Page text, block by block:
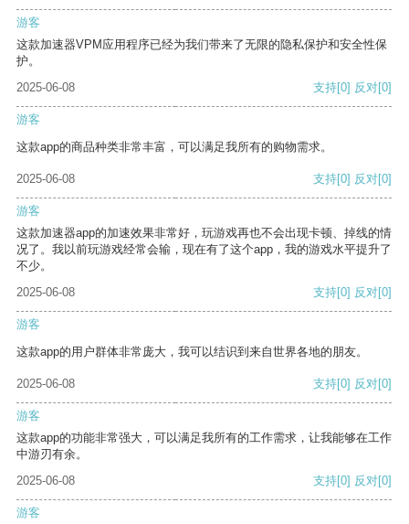
游客
这款加速器VPM应用程序已经为我们带来了无限的隐私保护和安全性保
护。
2025-06-08
支持[0] 反对[0]
游客
这款app的商品种类非常丰富，可以满足我所有的购物需求。
2025-06-08 支持[0] 反对[0]
游客
这款加速器app的加速效果非常好，玩游戏再也不会出现卡顿、掉线的情
况了。我以前玩游戏经常会输，现在有了这个app，我的游戏水平提升了
不少。
2025-06-08
支持[0] 反对[0]
游客
这款app的用户群体非常庞大，我可以结识到来自世界各地的朋友。
2025-06-08 支持[0] 反对[0]
游客
这款app的功能非常强大，可以满足我所有的工作需求，让我能够在工作
中游刃有余。
2025-06-08
支持[0] 反对[0]
游客